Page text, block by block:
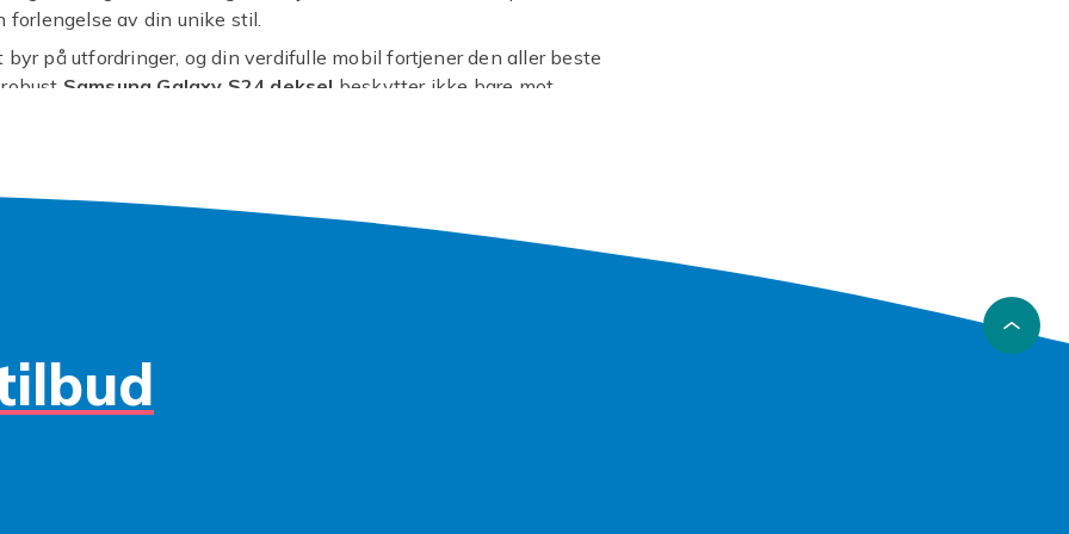
forlengelse av din unike stil.
byr på utfordringer, og din verdifulle mobil fortjener den aller beste
Samsung Galaxy S24 deksel beskytter ikke bare mot
porter forblir lett tilgjengelige. Du får en trygg følgesvenn som
funksjoner som kortholder, har vi noe som passer deg. Et
ut. Finn det perfekte
behov, enten du er på jobb, reise eller ute med venner.